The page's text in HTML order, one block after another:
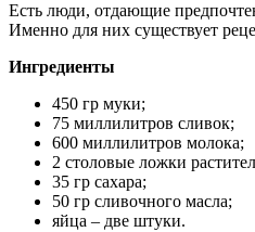
Есть люди, отдающие
Именно для них существует
Ингредиенты
450 гр муки;
75 миллилитров сливок;
600 миллилитров молока;
2 столовые ложки
35 гр сахара;
50 гр сливочного масла;
яйца – две штуки.